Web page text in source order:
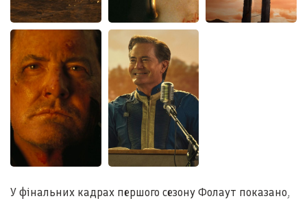
У фінальних кадрах першого сезону Фолаут показано,